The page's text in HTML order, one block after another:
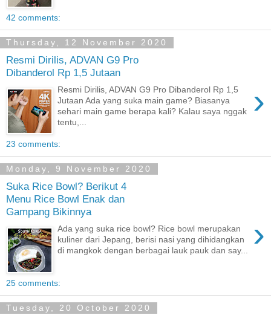
42 comments:
Thursday, 12 November 2020
Resmi Dirilis, ADVAN G9 Pro
Dibanderol Rp 1,5 Jutaan
›
Resmi Dirilis, ADVAN G9 Pro Dibanderol Rp 1,5
Jutaan Ada yang suka main game? Biasanya
sehari main game berapa kali? Kalau saya nggak
tentu,...
23 comments:
Monday, 9 November 2020
Suka Rice Bowl? Berikut 4
Menu Rice Bowl Enak dan
Gampang Bikinnya
›
Ada yang suka rice bowl? Rice bowl merupakan
kuliner dari Jepang, berisi nasi yang dihidangkan
di mangkok dengan berbagai lauk pauk dan say...
25 comments:
Tuesday, 20 October 2020